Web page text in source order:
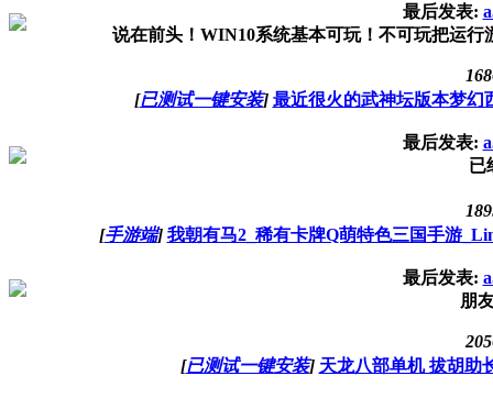
最后发表:
说在前头！WIN10系统基本可玩！不可玩把运
[已测试一键安装] 最近很火的武神坛版本梦幻
最后发表:
已
[手游端] 我朝有马2_稀有卡牌Q萌特色三国手游
最后发表:
朋
[已测试一键安装] 天龙八部单机 拔胡助